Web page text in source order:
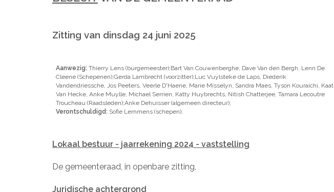
Zitting van dinsdag 24 juni 2025
Aanwezig: Thierry Lens (burgemeester);Bart Van Couwenberghe, Dave Van den Bergh, Lenn De
Cleene (Schepenen);Gerda Lambrecht (voorzitter);Luc Vuylsteke de Laps, Diederik
Vandendriessche, Jos Peeters, Veerle D'Haene, Marie Misselyn, Sandra Maes, Tyson Kouraichi, Kaat
Van Hecke, Anke Muylle, Michael Serrien, Katty Huybrechts, Nitish Chatterjee, Tamara Lecoutre
Troucheau (Raadsleden);Anke Dehuisser (algemeen directeur);
Verontschuldigd: Sofie Lemmens (schepen);
Lokaal bestuur - jaarrekening 2024 - vaststelling
De gemeenteraad, in openbare zitting,
Juridische achtergrond